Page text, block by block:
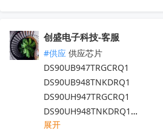
CS3820EO  M12L128168A-
代理天微，贝岭，泰德，能芯，
晶源微，友达，UTC，纳芯威，
深圳原装现货当天可送，1000+
V:13544786707
Q:2581140881
收起
创盛电子科技-客服
#供应 供应芯片
DS90UB947TRGCRQ1
DS90UB948TNKDRQ1
DS90UH947TRGCRQ1
DS90UH948TNKDRQ1
DS83822IRHBR
展开